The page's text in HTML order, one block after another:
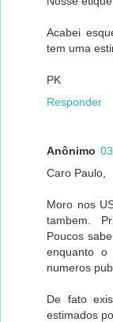
Acabei
tem uma
PK
Responder
Anônimo
Caro Paulo,
Moro nos
tambem.
Poucos
enquanto
numeros
De fato
estimados